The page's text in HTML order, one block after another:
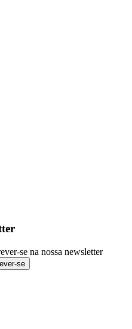
se na nossa newsletter
se